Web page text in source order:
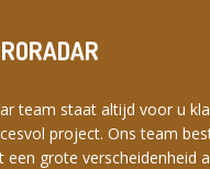
team staat altijd voor u
project. Ons team
een grote verscheidenheid